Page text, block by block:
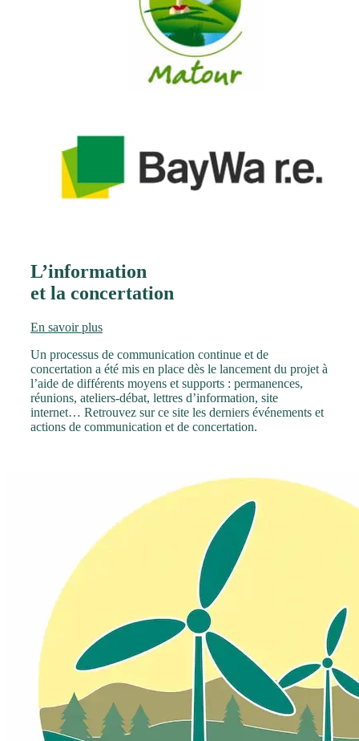
L’information
et la concertation
En savoir plus
Un processus de communication continue et de
concertation a été mis en place dès le lancement du projet à
l’aide de différents moyens et supports : permanences,
réunions, ateliers-débat, lettres d’information, site
internet… Retrouvez sur ce site les derniers événements et
actions de communication et de concertation.